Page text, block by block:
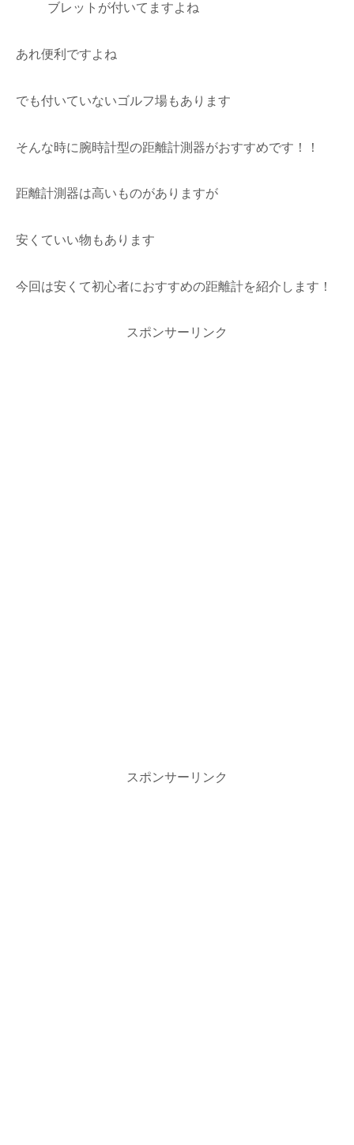
ブレットが付いてますよね
あれ便利ですよね
でも付いていないゴルフ場もあります
そんな時に腕時計型の距離計測器がおすすめです！！
距離計測器は高いものがありますが
安くていい物もあります
今回は安くて初心者におすすめの距離計を紹介します！
スポンサーリンク
スポンサーリンク